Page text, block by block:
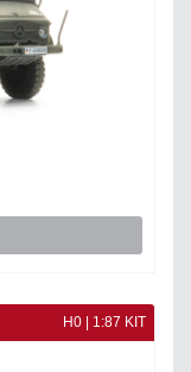
H0 | 1:87 KIT